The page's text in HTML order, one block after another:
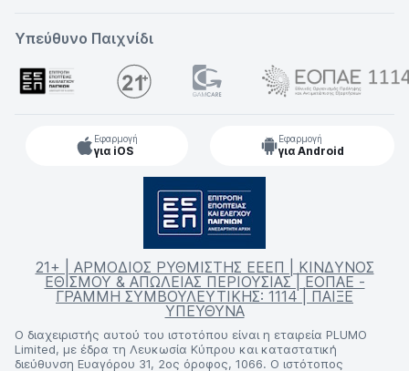
Υπεύθυνο Παιχνίδι
Εφαρμογή
για iOS
Εφαρμογή
για Android
21+ | ΑΡΜΟΔΙΟΣ ΡΥΘΜΙΣΤΗΣ ΕΕΕΠ | ΚΙΝΔΥΝΟΣ
ΕΘΙΣΜΟΥ & ΑΠΩΛΕΙΑΣ ΠΕΡΙΟΥΣΙΑΣ | ΕΟΠΑΕ -
ΓΡΑΜΜΗ ΣΥΜΒΟΥΛΕΥΤΙΚΗΣ: 1114 | ΠΑΙΞΕ
ΥΠΕΥΘΥΝΑ
Ο διαχειριστής αυτού του ιστοτόπου είναι η εταιρεία PLUMO
Limited, με έδρα τη Λευκωσία Κύπρου και καταστατική
διεύθυνση Ευαγόρου 31, 2ος όροφος, 1066. Ο ιστότοπος